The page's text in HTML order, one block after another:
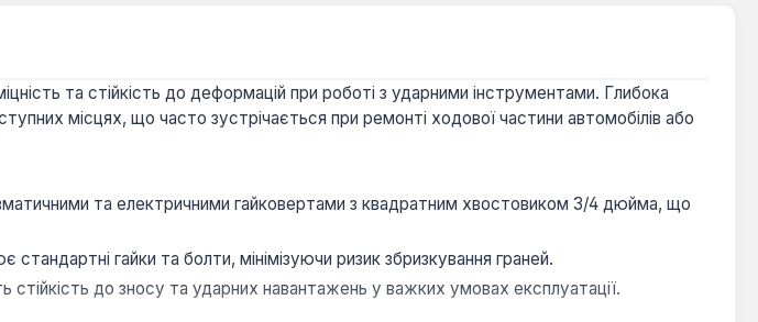
та стійкість до деформацій при роботі з ударними інструментами. Глибока
місцях, що часто зустрічається при ремонті ходової частини автомобілів або
та електричними гайковертами з квадратним хвостовиком 3/4 дюйма, що
гайки та болти, мінімізуючи ризик збризкування граней.
до зносу та ударних навантажень у важких умовах експлуатації.